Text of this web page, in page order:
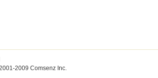
2009 Comsenz Inc.